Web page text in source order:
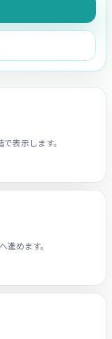
表示します。
めます。